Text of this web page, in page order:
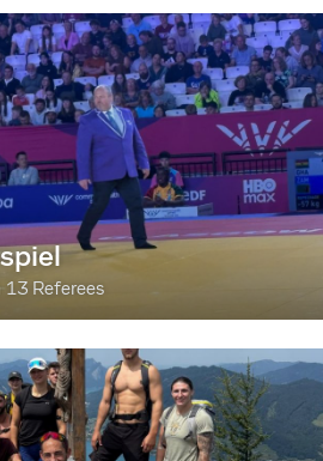
13 Referees